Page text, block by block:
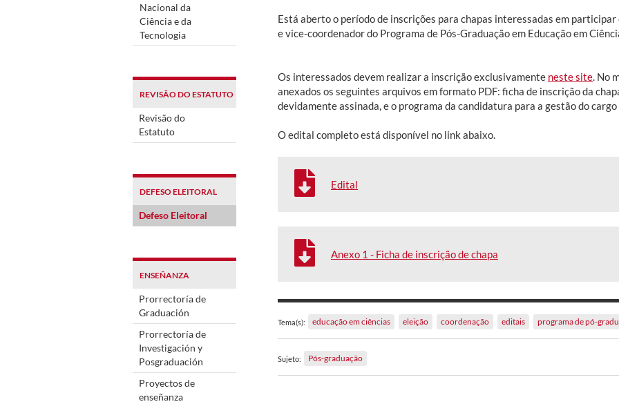
Nacional da
Ciência e da
Tecnologia
REVISÃO DO ESTATUTO
Revisão do
Estatuto
DEFESO ELEITORAL
Defeso Eleitoral
ENSEÑANZA
Prorrectoría de
Graduación
Prorrectoría de
Investigación y
Posgraduación
Proyectos de
enseñanza
Está aberto o período de inscrições para chapas interessadas em
e vice-coordenador do Programa de Pós-Graduação em Educação em
Os interessados devem realizar a inscrição exclusivamente neste site . No
anexados os seguintes arquivos em formato PDF: ficha de inscrição da
devidamente assinada, e o programa da candidatura para a gestão do cargo
O edital completo está disponível no link abaixo.
Edital
Anexo 1 - Ficha de inscrição de chapa
Tema(s): educação em ciências eleição coordenação editais programa de pó-
Sujeto: Pós-graduação